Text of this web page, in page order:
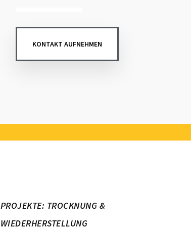
KONTAKT AUFNEHMEN
PROJEKTE: TROCKNUNG &
WIEDERHERSTELLUNG